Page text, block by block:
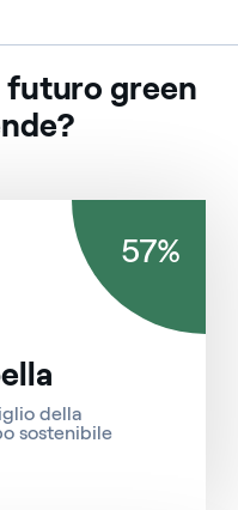
futuro green
57%
della
sostenibile